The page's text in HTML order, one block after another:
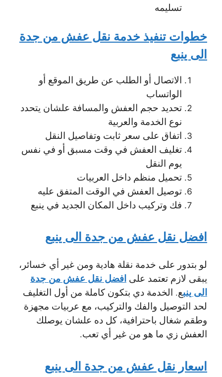
تسليمه
خطوات تنفيذ خدمة نقل عفش من جدة
الى ينبع
الاتصال أو الطلب عن طريق الموقع أو
الواتساب
تحديد حجم العفش والمسافة علشان يتحدد
نوع الخدمة والعربية
اتفاق على سعر ثابت وتفاصيل النقل
تغليف العفش في وقت مسبق أو في نفس
يوم النقل
تحميل منظم داخل العربيات
توصيل العفش في الوقت المتفق عليه
فك وتركيب داخل المكان الجديد في ينبع
افضل نقل عفش من جدة الى ينبع
لو بتدور على خدمة نقلة هادية ومن غير أي خسائر،
يبقى لازم تعتمد على افضل نقل عفش من جدة
الى ينبع. الخدمة دي بتكون كاملة من أول التغليف
لحد التوصيل والفك والتركيب، مع عربيات مجهزة
وطقم شغال باحترافية، كل ده علشان يوصلك
العفش زي ما هو من غير أي تعب.
اسعار نقل عفش من جدة الى ينبع